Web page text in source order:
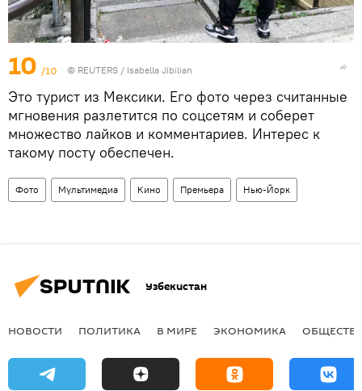
10 /10 © REUTERS / Isabella Jibilian
Это турист из Мексики. Его фото через считанные
мгновения разлетится по соцсетям и соберет
множество лайков и комментариев. Интерес к
такому посту обеспечен.
Фото Мультимедиа Кино Премьера Нью-Йорк
Узбекистан
НОВОСТИ ПОЛИТИКА В МИРЕ ЭКОНОМИКА